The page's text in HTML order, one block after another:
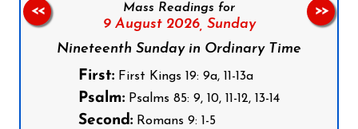
Mass Readings for
9 August 2026, Sunday
Nineteenth Sunday in Ordinary Time
First: First Kings 19: 9a, 11-13a
Psalm: Psalms 85: 9, 10, 11-12, 13-14
Second: Romans 9: 1-5
<< >>